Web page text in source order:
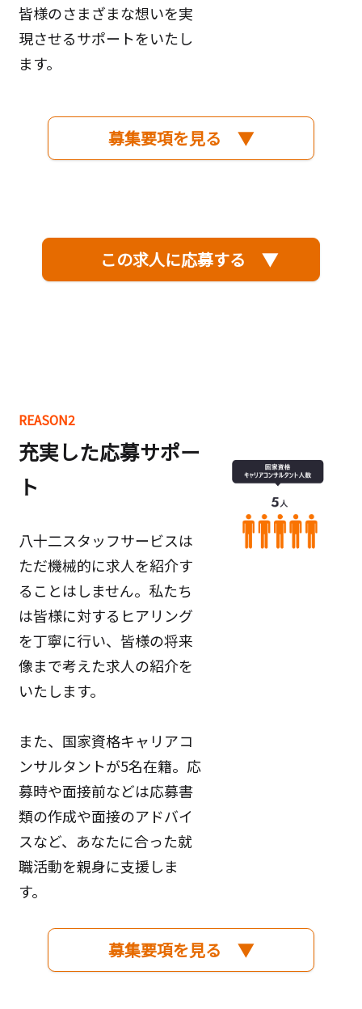
皆様のさまざまな想いを実
現させるサポートをいたし
ます。
募集要項を見る ▼
この求人に応募する ▼
REASON2
充実した応募サポー
ト
八十二スタッフサービスは
ただ機械的に求人を紹介す
ることはしません。私たち
は皆様に対するヒアリング
を丁寧に行い、皆様の将来
像まで考えた求人の紹介を
いたします。
また、国家資格キャリアコ
ンサルタントが5名在籍。応
募時や面接前などは応募書
類の作成や面接のアドバイ
スなど、あなたに合った就
職活動を親身に支援しま
す。
募集要項を見る ▼